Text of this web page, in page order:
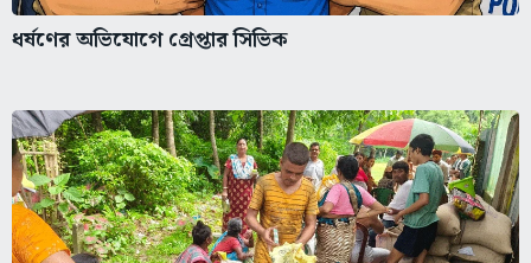
ধর্ষণের অভিযোগে গ্রেপ্তার সিভিক